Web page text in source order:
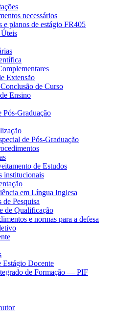
necessários
e planos de estágio FR405
Extensão
de Curso
Ensino
Pós-Graduação
de Pós-Graduação
de Estudos
institucionais
em Língua Inglesa
de Pesquisa
de Qualificação
e normas para a defesa
Estágio Docente
de Formação — PIF